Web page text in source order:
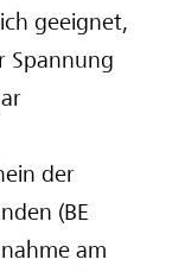
geeignet,
Spannung
der
(BE
am